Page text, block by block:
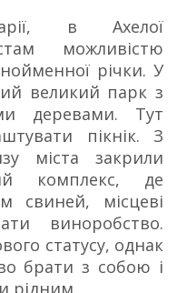
в Ахелої
можливістю
річки. У
великий парк з
деревами. Тут
пікнік. З
міста закрили
комплекс, де
свиней, місцеві
виноробство.
статусу, однак
брати з собою і
рідним.